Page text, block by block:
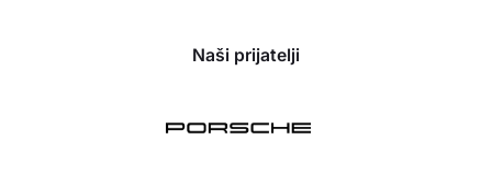
Naši prijatelji